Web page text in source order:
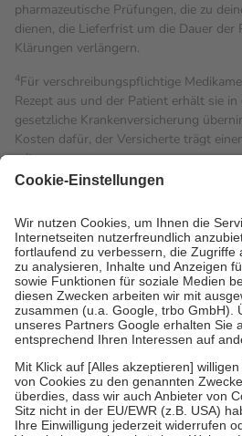
pharmazeutische Prüfungen, die zu
dienen, die Lieferfrist um die Dauer der
Klärungen verlängern.
4Für verschreibungspflichtige
Rezept aus und der Patient erhält sie
gesetzliche Krankenversicherung
Kosten dafür, der Versicherte trägt
mit.
Grundsätzlich leisten Mitglieder
höchstens zehn Euro.
Es sind jedoch
tatsächlichen Kosten der Leistung zu
Diese Regeln gelten grundsätzlich
Bei Heilmitteln und häuslicher
Zuzahlung zehn Prozent der Kosten
Verordnung.
Um das Engagement der Versicherten
zu stärken und die besondere Stellung
fallenkeine Zuzahlungenan bei:
• Kindern und Jugendlichen bis zum
mit Ausnahme der Fahrkosten
• Untersuchungen zur Vorsorge und